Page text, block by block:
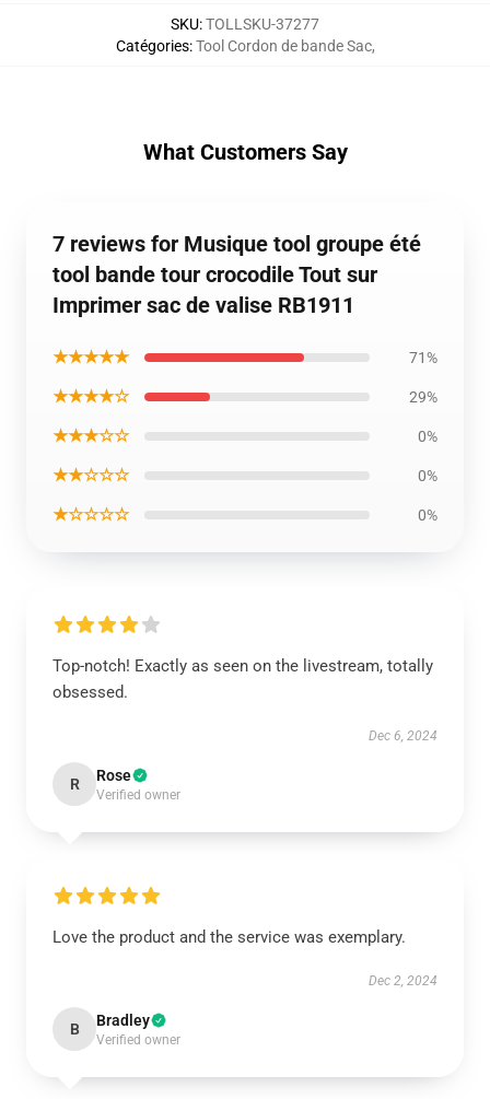
SKU:TOLLSKU-37277
Catégories:Tool Cordon de bande Sac,
What Customers Say
7 reviews for Musique tool groupe été
tool bande tour crocodile Tout sur
Imprimer sac de valise RB1911
★★★★★ 71%
★★★★☆ 29%
★★★☆☆ 0%
★★☆☆☆ 0%
★☆☆☆☆ 0%
Top-notch! Exactly as seen on the livestream, totally
obsessed.
Dec 6, 2024
R Rose
Verified owner
Love the product and the service was exemplary.
Dec 2, 2024
B Bradley
Verified owner